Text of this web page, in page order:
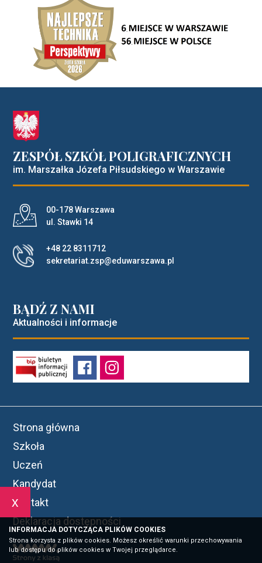
x
INFORMACJA DOTYCZĄCA PLIKÓW COOKIES
Strona korzysta z plików cookies. Możesz określić warunki przechowywania
lub dostępu do plików cookies w Twojej przeglądarce.
ZESPÓŁ SZKÓŁ POLIGRAFICZNYCH
im. Marszałka Józefa Piłsudskiego w Warszawie
Adres pocztowy:
00-178 Warszawa
ul. Stawki 14
+48 22 8311712
sekretariat.zsp@eduwarszawa.pl
BĄDŹ Z NAMI
Aktualności i informacje
Strona główna
Szkoła
Uczeń
Kandydat
Kontakt
Deklaracja dostępności